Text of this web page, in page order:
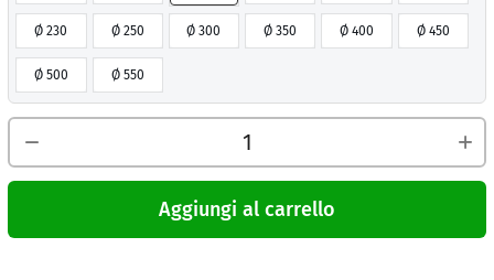
Ø 230 Ø 250 Ø 300 Ø 350 Ø 400 Ø 450
Ø 500 Ø 550
Aggiungi al carrello